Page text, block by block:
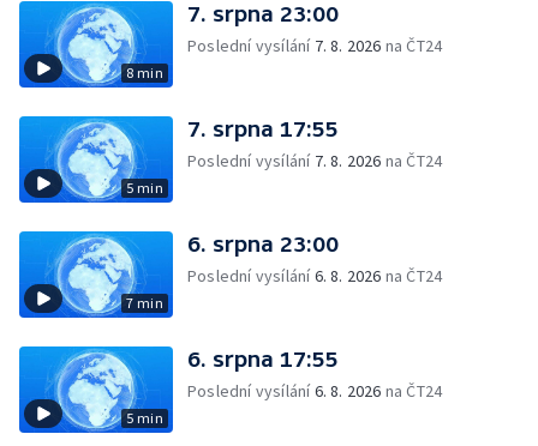
8 min
7. srpna 23:00
Poslední vysílání 7. 8. 2026 na ČT24
5 min
7. srpna 17:55
Poslední vysílání 7. 8. 2026 na ČT24
7 min
6. srpna 23:00
Poslední vysílání6. 8. 2026 na ČT24
5 min
6. srpna 17:55
Poslední vysílání6. 8. 2026 na ČT24